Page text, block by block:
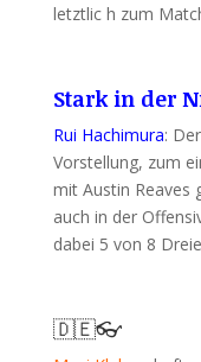
letztlic h zum
Stark in der
Rui Hachimura:
Vorstellung, zum
mit Austin Reaves
auch in der
dabei 5 von 8
🇩🇪👓